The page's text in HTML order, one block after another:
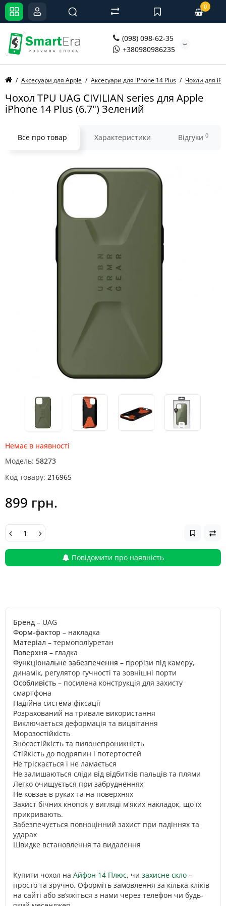
(098) 098-62-35
+380980986235
0
Аксесуари для Apple Аксесуари для iPhone 14 Plus Чохли для
Чохол TPU UAG CIVILIAN series для Apple
iPhone 14 Plus (6.7") Зелений
Все про товар Характеристики Відгуки 0
Немає в наявності
Модель: 58273
Код товару: 216965
899 грн.
Повідомити про наявність
Бренд – UAG
Форм-фактор – накладка
Матеріал – термополіуретан
Поверхня – гладка
Функціональне забезпечення – прорізи під камеру,
динамік, регулятор гучності та зовнішні порти
Особливість – посилена конструкція для захисту
смартфона
Надійна система фіксації
Розрахований на тривале використання
Виключається деформація та вицвітання
Морозостійкість
Зносостійкість та пилонепроникність
Стійкість до подряпин і потертостей
Не тріскається і не ламається
Не залишаються сліди від відбитків пальців та плями
Легко очищується при забрудненнях
Не ковзає в руках та на поверхнях
Захист бічних кнопок у вигляді м'яких накладок, що їх
прикривають.
Забезпечується повноцінний захист при падіннях та
ударах
Швидке встановлення та видалення
Купити чохол на Айфон 14 Плюс, чи захисне скло –
просто та зручно. Оформіть замовлення за кілька кліків
на сайті або зв’яжіться з нами через телефон чи будь-